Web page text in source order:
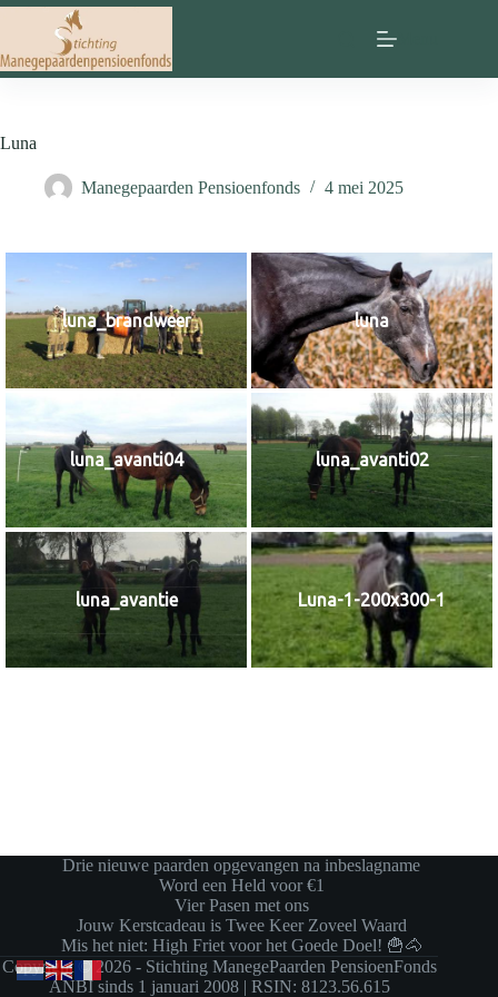
Ga
inhoud
Luna
Manegepaarden Pensioenfonds 4 mei 2025
luna_brandweer luna
luna_avanti04 luna_avanti02
luna_avantie Luna-1-200x300-1
Drie nieuwe paarden opgevangen na inbeslagname
Word een Held voor €1
Vier Pasen met ons
Jouw Kerstcadeau is Twee Keer Zoveel Waard
Mis het niet: High Friet voor het Goede Doel! 🍟🐴
Copyright © 2026 - Stichting ManegePaarden PensioenFonds
ANBI sinds 1 januari 2008 | RSIN: 8123.56.615